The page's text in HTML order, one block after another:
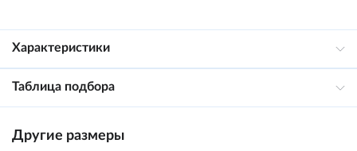
Характеристики
Таблица подбора
Другие размеры